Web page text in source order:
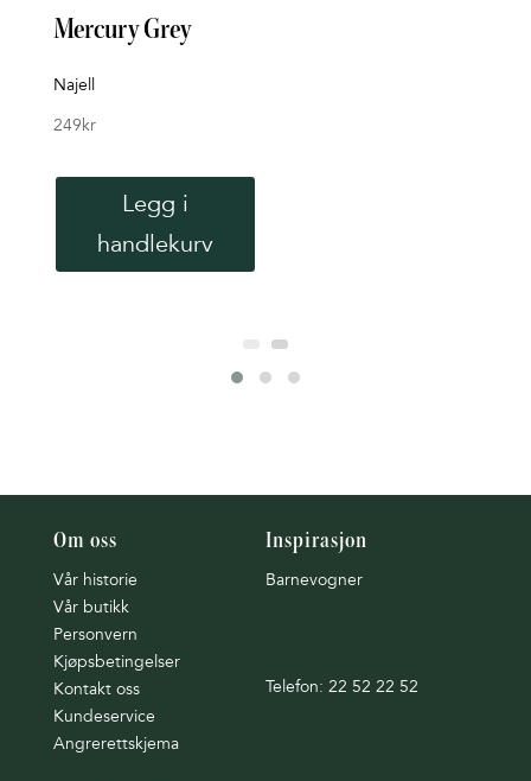
Mercury Grey
Najell
249kr
Legg i
handlekurv
Om oss
Vår historie
Vår butikk
Personvern
Kjøpsbetingelser
Kontakt oss
Kundeservice
Angrerettskjema
Inspirasjon
Barnevogner
Telefon: 22 52 22 52